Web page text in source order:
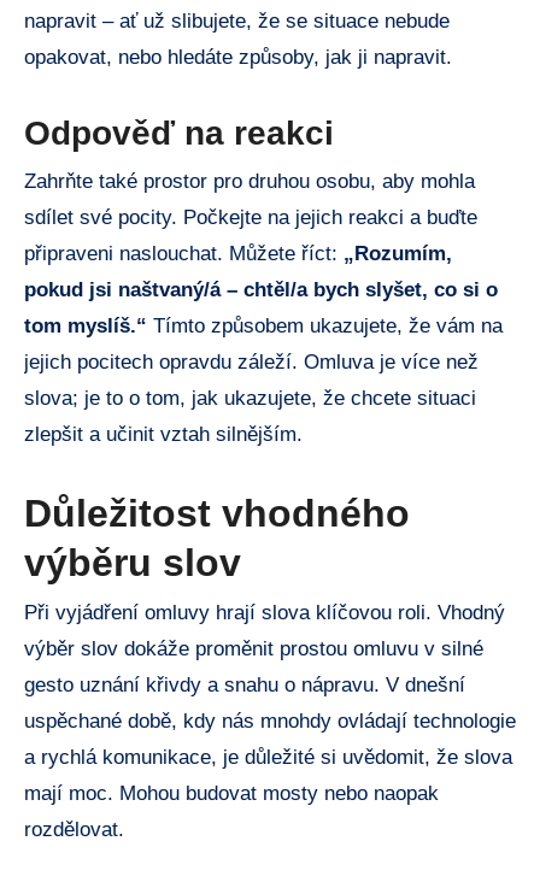
‌napravit‍ –‌ ať už slibujete, že ⁤se situace​ nebude
opakovat, nebo hledáte způsoby,⁢ jak ji⁤ napravit.
Odpověď na reakci
Zahrňte také prostor pro druhou osobu, aby mohla
sdílet své pocity. ⁤Počkejte na jejich reakci a buďte
připraveni naslouchat. Můžete‌ říct: „Rozumím,
pokud ​jsi naštvaný/á⁤ – chtěl/a bych slyšet, co si ⁤o
⁢tom myslíš.“ Tímto způsobem⁣ ukazujete, že ⁣vám ​na
⁢jejich pocitech⁤ opravdu záleží. Omluva je více​ než
slova; je ⁢to ‍o tom, jak ‌ukazujete, že chcete situaci
zlepšit a‌ učinit ⁣vztah silnějším.
Důležitost vhodného
výběru slov
Při vyjádření omluvy hrají slova klíčovou roli. Vhodný​
výběr⁣ slov dokáže proměnit ⁣prostou ‍omluvu v silné⁣
gesto uznání​ křivdy a snahu o nápravu.​ V dnešní
uspěchané době, kdy nás mnohdy ovládají technologie
a rychlá komunikace,⁤ je důležité ‍si uvědomit, že slova
mají moc. Mohou budovat‌ mosty nebo naopak
rozdělovat.